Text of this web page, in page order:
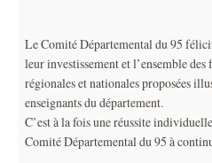
Le Comité Départemental du 95
leur investissement et l’ensemble
régionales et nationales proposées
enseignants du département.
C’est à la fois une réussite
Comité Départemental du 95 à